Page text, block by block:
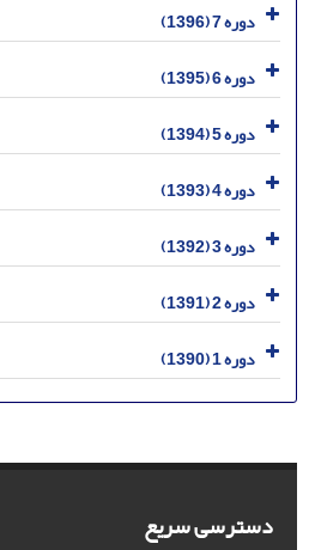
دوره 7 (1396)
دوره 6 (1395)
دوره 5 (1394)
دوره 4 (1393)
دوره 3 (1392)
دوره 2 (1391)
دوره 1 (1390)
دسترسی سریع